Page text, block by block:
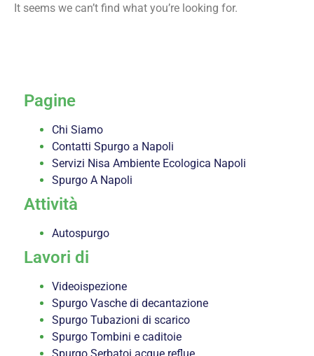
It seems we can’t find what you’re looking for.
Pagine
Chi Siamo
Contatti Spurgo a Napoli
Servizi Nisa Ambiente Ecologica Napoli
Spurgo A Napoli
Attività
Autospurgo
Lavori di
Videoispezione
Spurgo Vasche di decantazione
Spurgo Tubazioni di scarico
Spurgo Tombini e caditoie